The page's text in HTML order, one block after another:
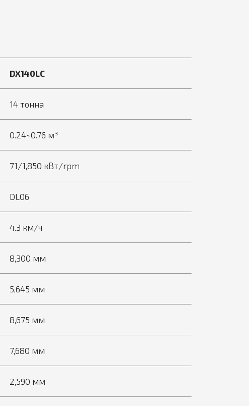
DX140LC
14 тонна
0.24~0.76 м³
71/1,850 кВт/rpm
DL06
4.3 км/ч
8,300 мм
5,645 мм
8,675 мм
7,680 мм
2,590 мм